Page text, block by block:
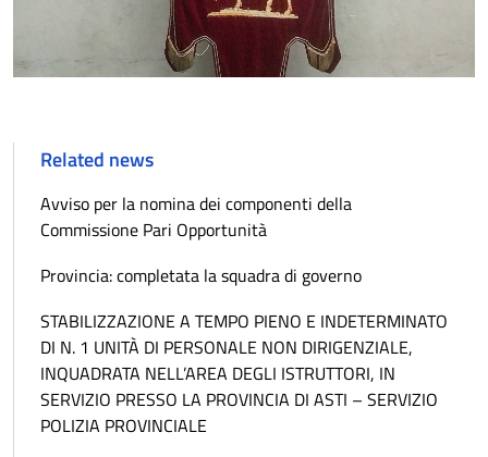
Related news
Avviso per la nomina dei componenti della
Commissione Pari Opportunità
Provincia: completata la squadra di governo
STABILIZZAZIONE A TEMPO PIENO E INDETERMINATO
DI N. 1 UNITÀ DI PERSONALE NON DIRIGENZIALE,
INQUADRATA NELL’AREA DEGLI ISTRUTTORI, IN
SERVIZIO PRESSO LA PROVINCIA DI ASTI – SERVIZIO
POLIZIA PROVINCIALE